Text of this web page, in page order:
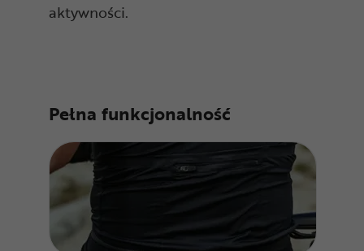
aktywności.
Pełna funkcjonalność